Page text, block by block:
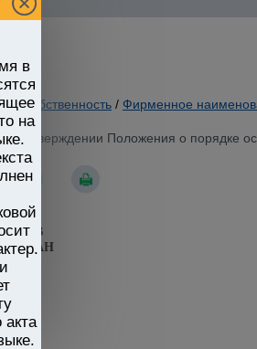
в
на
акта
собственность / Фирменное
утверждении Положения о порядке